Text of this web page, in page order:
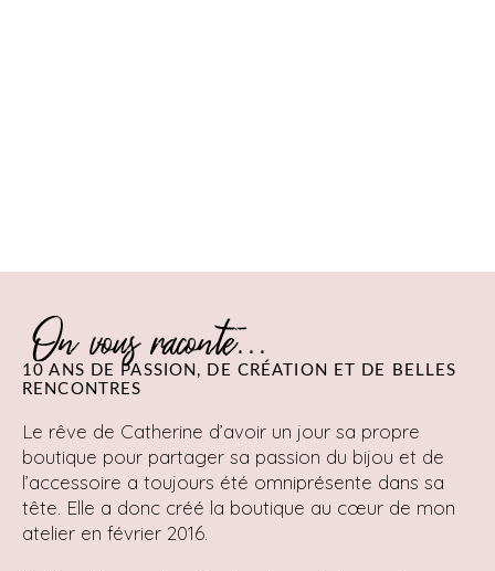
On vous raconte...
10 ANS DE PASSION, DE CRÉATION ET DE BELLES
RENCONTRES
Le rêve de Catherine d’avoir un jour sa propre
boutique pour partager sa passion du bijou et de
l’accessoire a toujours été omniprésente dans sa
tête. Elle a donc créé la boutique au cœur de mon
atelier en février 2016.